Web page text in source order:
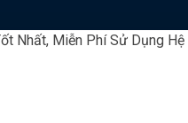
Nhất, Miễn Phí Sử Dụng